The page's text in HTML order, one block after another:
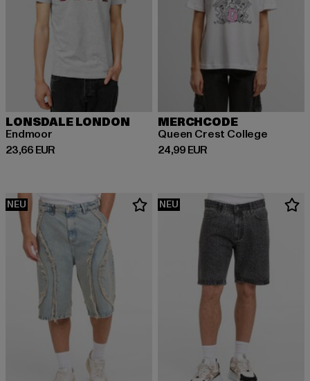
LONSDALE LONDON
Endmoor
23,66 EUR
Derzeitiger Preis: 23,66 EUR
MERCHCODE
Queen Crest College
24,99 EUR
Derzeitiger Preis: 24,99 EUR
NEU NEU